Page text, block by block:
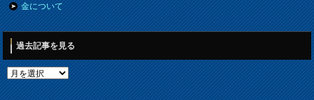
金について
過去記事を見る